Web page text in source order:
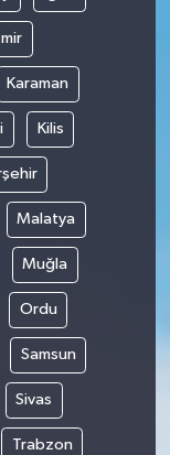
Karaman
Kilis
Malatya
Muğla
Ordu
Samsun
Sivas
Trabzon